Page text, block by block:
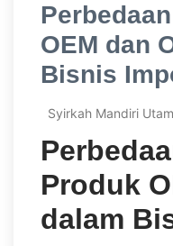
OEM dan
Bisnis
Syirkah Mandiri
Produk
dalam